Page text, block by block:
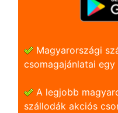
Magyarországi
csomagajánlatai egy
A legjobb
szállodák akciós